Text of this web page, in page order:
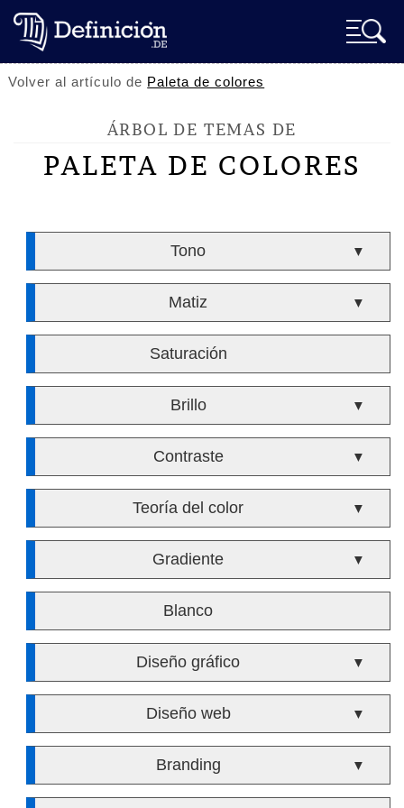
Volver al artículo de Paleta de colores
ÁRBOL DE TEMAS DE
PALETA DE COLORES
Tono ▼
Matiz ▼
Saturación
Brillo ▼
Contraste ▼
Teoría del color ▼
Gradiente ▼
Blanco
Diseño gráfico ▼
Diseño web ▼
Branding ▼